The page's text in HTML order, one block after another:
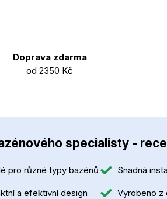
Doprava zdarma
od 2350 Kč
specialisty -
pro různé typy bazénů Snadná
a efektivní design
Vyrobeno z